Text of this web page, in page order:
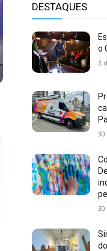
DESTAQUES
o
3